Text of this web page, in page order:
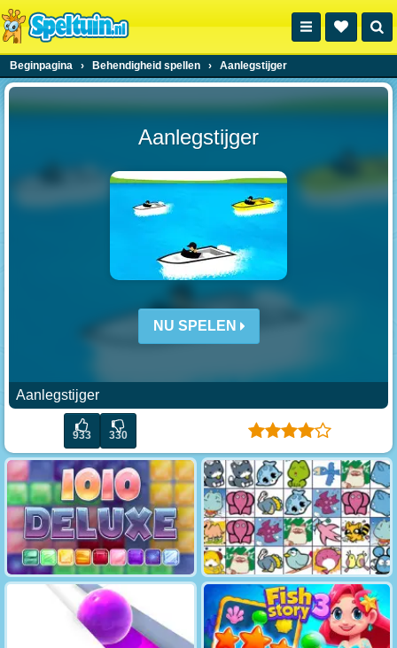
Beginpagina › Behendigheid spellen › Aanlegstijger
Aanlegstijger
NU SPELEN
Aanlegstijger
933 330